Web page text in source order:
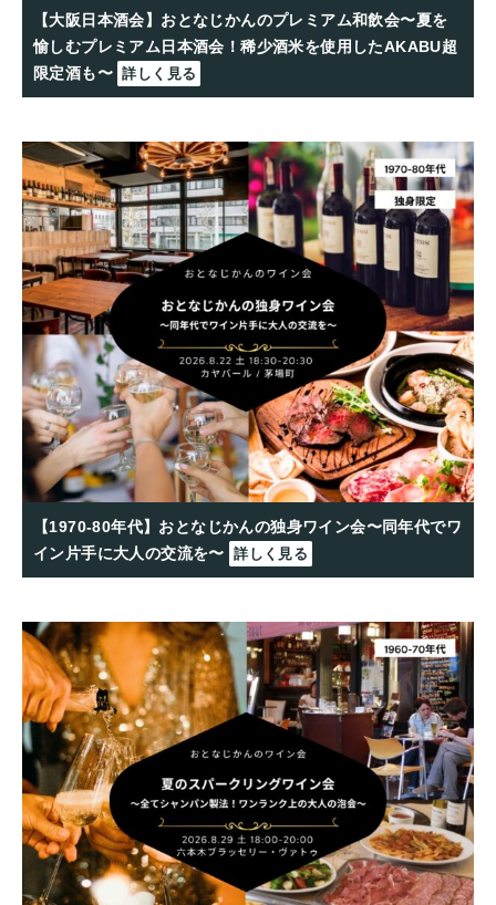
【大阪日本酒会】おとなじかんのプレミアム和飲会〜夏を
愉しむプレミアム日本酒会！稀少酒米を使用したAKABU超
限定酒も〜 詳しく見る
【1970-80年代】おとなじかんの独身ワイン会〜同年代でワ
イン片手に大人の交流を〜
詳しく見る